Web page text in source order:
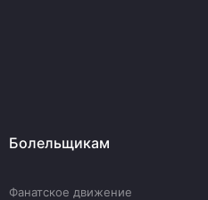
Болельщикам
Фанатское движение